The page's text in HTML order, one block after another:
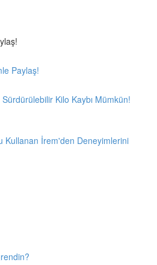
Paylaş!
Kilo Kaybı Mümkün!
Kullanan İrem'den Deneyimlerini